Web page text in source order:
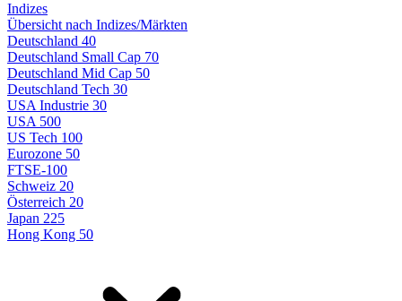
Indizes
Übersicht nach Indizes/Märkten
Deutschland 40
Deutschland Small Cap 70
Deutschland Mid Cap 50
Deutschland Tech 30
USA Industrie 30
USA 500
US Tech 100
Eurozone 50
FTSE-100
Schweiz 20
Österreich 20
Japan 225
Hong Kong 50